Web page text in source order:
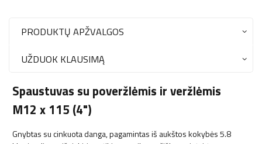
PRODUKTŲ APŽVALGOS
UŽDUOK KLAUSIMĄ
Spaustuvas su poveržlėmis ir veržlėmis
M12 x 115 (4")
Gnybtas su cinkuota danga, pagamintas iš aukštos kokybės 5.8